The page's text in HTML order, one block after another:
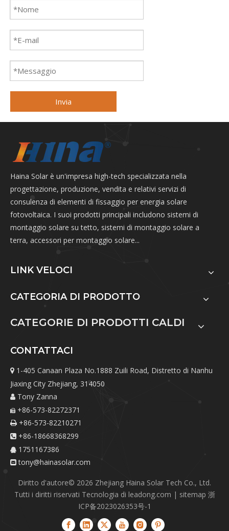
Invia
Haina Solar è un'impresa high-tech specializzata nella
progettazione, produzione, vendita e relativi servizi di
consulenza di elementi di fissaggio per energia solare
fotovoltaica. I suoi prodotti principali includono sistemi di
montaggio solare su tetto, sistemi di montaggio solare a
terra, accessori per montaggio solare...
LINK VELOCI
CATEGORIA DI PRODOTTO
CATEGORIE DI PRODOTTI CALDI
CONTATTACI
 1-405 Canaan Plaza No.1888 Zuili Road, Distretto di Nanhu
Jiaxing City Zhejiang, 314050
 Tony Zanna
 +86-573-82272371
 +86-573-82210271
 +86-18668368299
 1751167386
 tony@hainasolar.com
Diritto d'autore© 2026 Zhejiang Haina Solar Tech Co., Ltd.
Tutti i diritti riservati Tecnologia di leadong.com | sitemap 浙
ICP备2023026353号-1